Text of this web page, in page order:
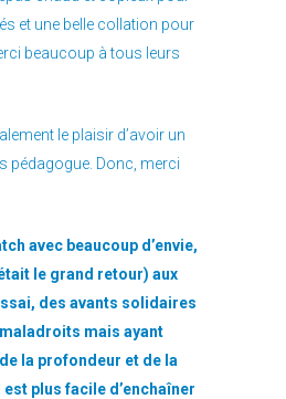
et une belle collation pour
beaucoup à tous leurs
le plaisir d’avoir un
pédagogue. Donc, merci
avec beaucoup d’envie,
le grand retour) aux
des avants solidaires
mais ayant
la profondeur et de la
plus facile d’enchaîner